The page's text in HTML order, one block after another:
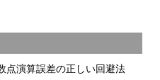
点演算誤差の正しい回避法